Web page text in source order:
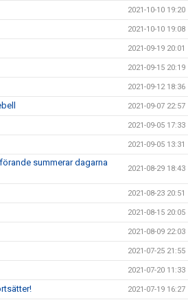
2021-10-10 19:20
2021-10-10 19:08
2021-09-19 20:01
2021-09-15 20:19
2021-09-12 18:36
2021-09-07 22:57
2021-09-05 17:33
2021-09-05 13:31
summerar dagarna
2021-08-29 18:43
2021-08-23 20:51
2021-08-15 20:05
2021-08-09 22:03
2021-07-25 21:55
2021-07-20 11:33
2021-07-19 16:27